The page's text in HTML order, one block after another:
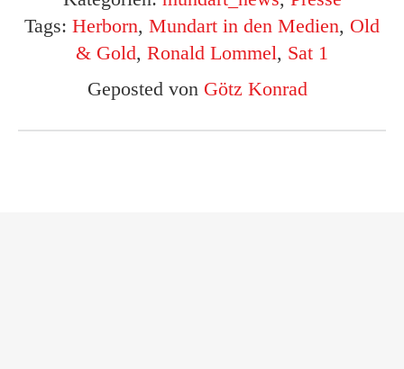
Tags: Herborn, Mundart in den Medien, Old
& Gold, Ronald Lommel, Sat 1
Geposted von Götz Konrad